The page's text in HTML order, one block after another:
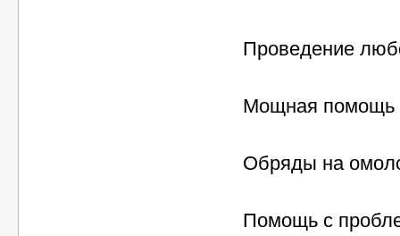
Проведение
Мощная помощь
Обряды на
Помощь с